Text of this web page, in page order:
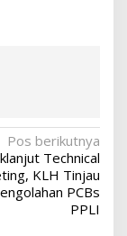
Pos berikutnya
Technical
KLH Tinjau
PCBs
PPLI